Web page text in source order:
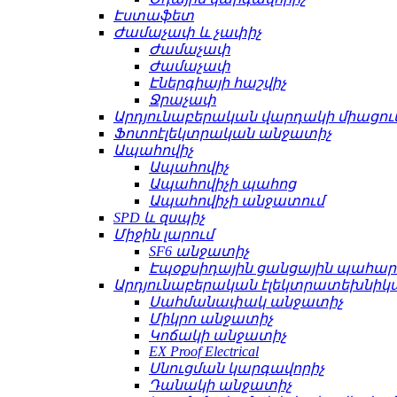
Էստաֆետ
Ժամաչափ և չափիչ
Ժամաչափ
Ժամաչափ
Էներգիայի հաշվիչ
Ջրաչափ
Արդյունաբերական վարդակի
Ֆոտոէլեկտրական անջատիչ
Ապահովիչ
Ապահովիչ
Ապահովիչի պահոց
Ապահովիչի անջատում
SPD և զսպիչ
Միջին լարում
SF6 անջատիչ
Էպօքսիդային ցանցային
Արդյունաբերական
Սահմանափակ անջատիչ
Միկրո անջատիչ
Կոճակի անջատիչ
EX Proof Electrical
Սնուցման կարգավորիչ
Դանակի անջատիչ